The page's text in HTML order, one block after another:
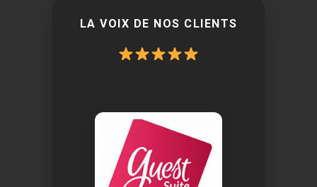
LA VOIX DE NOS CLIENTS